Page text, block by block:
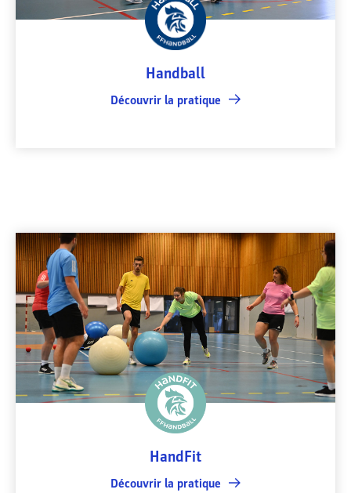
Handball
Découvrir la pratique
HandFit
Découvrir la pratique